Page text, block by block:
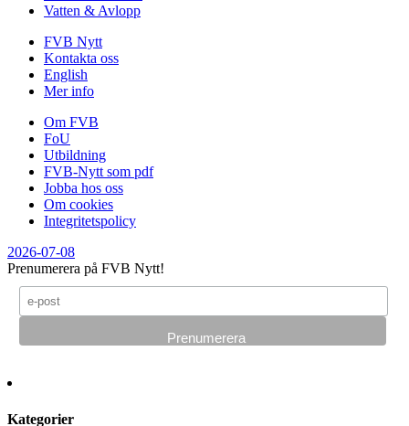
Vatten & Avlopp
FVB Nytt
Kontakta oss
English
Mer info
Om FVB
FoU
Utbildning
FVB-Nytt som pdf
Jobba hos oss
Om cookies
Integritetspolicy
2026-07-08
Prenumerera på FVB Nytt!
Kategorier